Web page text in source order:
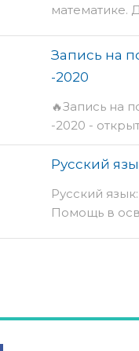
математике.
Запись на
-2020
🔥Запись на
-2020 -
Русский
Русский
Помощь в